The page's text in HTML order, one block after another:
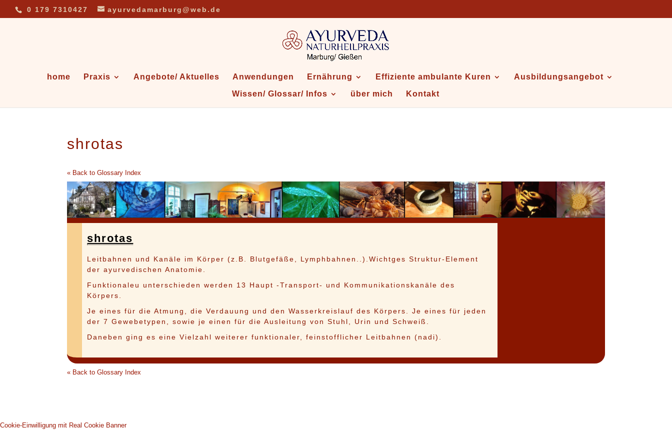
0 179 7310427 ayurvedamarburg@web.de
home Praxis Angebote/ Aktuelles Anwendungen Ernährung Effiziente ambulante Kuren
Ausbildungsangebot
Wissen/ Glossar/ Infos
über mich Kontakt
shrotas
« Back to Glossary Index
shrotas
Leitbahnen und Kanäle im Körper (z.B. Blutgefäße, Lymphbahnen..).Wichtges Struktur-Element
der ayurvedischen Anatomie.
Funktionaleu unterschieden werden 13 Haupt -Transport- und Kommunikationskanäle des
Körpers.
Je eines für die Atmung, die Verdauung und den Wasserkreislauf des Körpers. Je eines für jeden
der 7 Gewebetypen, sowie je einen für die Ausleitung von Stuhl, Urin und Schweiß.
Daneben ging es eine Vielzahl weiterer funktionaler, feinstofflicher Leitbahnen (nadi).
« Back to Glossary Index
Cookie-Einwilligung mit Real Cookie Banner